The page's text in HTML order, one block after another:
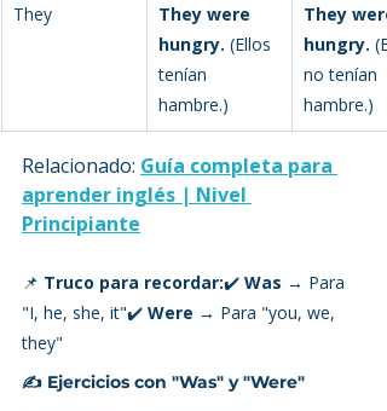
They
They were
hungry. (Ellos
tenían
hambre.)
They
hungry.
no tenían
hambre.)
Relacionado: Guía completa para
aprender inglés | Nivel
Principiante
📌 Truco para recordar:✔️ Was → Para
"I, he, she, it"✔️ Were → Para "you, we,
they"
✍️ Ejercicios con "Was" y "Were"